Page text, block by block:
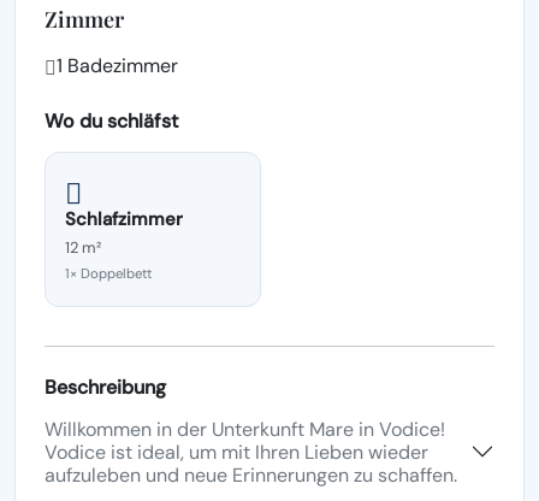
Zimmer
1 Badezimmer
Wo du schläfst
Schlafzimmer
12 m²
1× Doppelbett
Beschreibung
Willkommen in der Unterkunft Mare in Vodice!
Vodice ist ideal, um mit Ihren Lieben wieder
aufzuleben und neue Erinnerungen zu schaffen.